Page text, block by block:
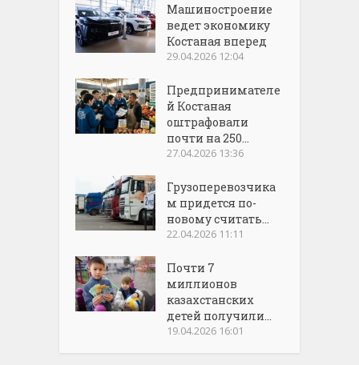
Машиностроение
ведет экономику
Костаная вперед
29.04.2026 12:04
Предпринимателе
й Костаная
оштрафовали
почти на 250...
27.04.2026 13:36
Грузоперевозчика
м придется по-
новому считать...
22.04.2026 11:11
Почти 7
миллионов
казахстанских
детей получили...
19.04.2026 16:01